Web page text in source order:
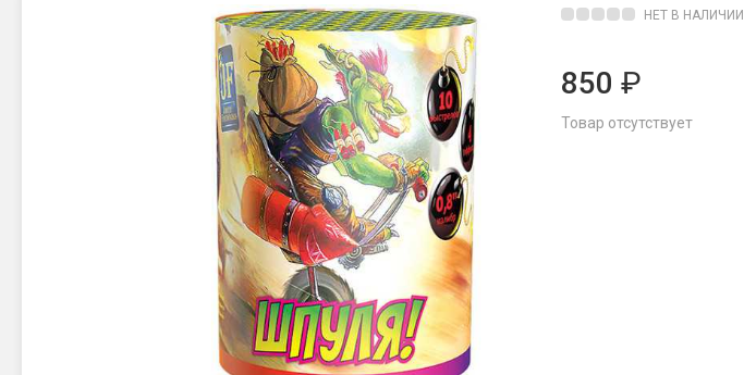
Фейерверки на свадьбу
Маленькие фейерверки
Средние фейерверки
Большие фейерверки
Петарды
Терочные
Фитильные
Лимонки, гранаты
Корсары
Летающие и наземные
Бабочки, пчелы
Жуки
Циркоблицы
Цветной дым и огонь
НЕТ В НАЛИЧИИ
850 ₽
Товар отсутствует